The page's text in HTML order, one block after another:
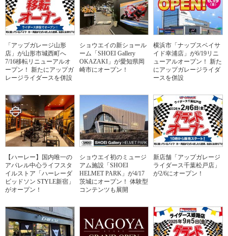
「アップガレージ山形
店」が山形市城西町へ
7/16移転リニューアルオ
ープン！ 新たにアップガ
レージライダースを併設
ショウエイの新ショール
ーム「SHOEI Gallery
OKAZAKI」が愛知県岡
崎市にオープン！
横浜市「ナップスベイサ
イド幸浦店」が6/19リニ
ューアルオープン！ 新た
にアップガレージライダ
ースを併設
【ハーレー】国内唯一の
アパレル中心ライフスタ
イルストア「ハーレーダ
ビッドソン STYLE新宿」
がオープン！
ショウエイ初のミュージ
アム施設「SHOEI
HELMET PARK」が4/17
茨城にオープン！ 体験型
コンテンツも展開
新店舗「アップガレージ
ライダース千葉松戸店」
が2/6にオープン！